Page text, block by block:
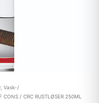
Vask-/
CONS/ CRC RUSTLØSER 250ML